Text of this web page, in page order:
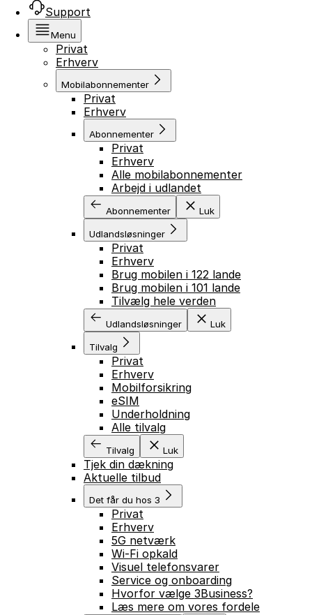
Support
Menu
Privat
Erhverv
Mobilabonnementer
Privat
Erhverv
Abonnementer
Privat
Erhverv
Alle mobilabonnementer
Arbejd i udlandet
Abonnementer Luk
Udlandsløsninger
Privat
Erhverv
Brug mobilen i 122 lande
Brug mobilen i 101 lande
Tilvælg hele verden
Udlandsløsninger Luk
Tilvalg
Privat
Erhverv
Mobilforsikring
eSIM
Underholdning
Alle tilvalg
Tilvalg Luk
Tjek din dækning
Aktuelle tilbud
Det får du hos 3
Privat
Erhverv
5G netværk
Wi-Fi opkald
Visuel telefonsvarer
Service og onboarding
Hvorfor vælge 3Business?
Læs mere om vores fordele